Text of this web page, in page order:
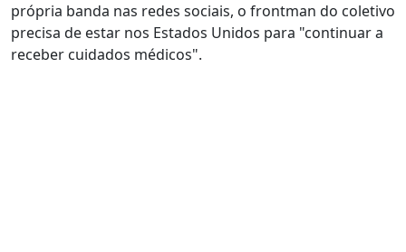
própria banda nas redes sociais, o frontman do coletivo
precisa de estar nos Estados Unidos para "continuar a
receber cuidados médicos".